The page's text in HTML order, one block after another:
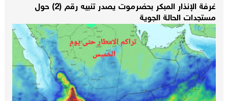
غرفة الإنذار المبكر بحضرموت يصدر تنبيه رقم (2) حول
مستجدات الحالة الجوية